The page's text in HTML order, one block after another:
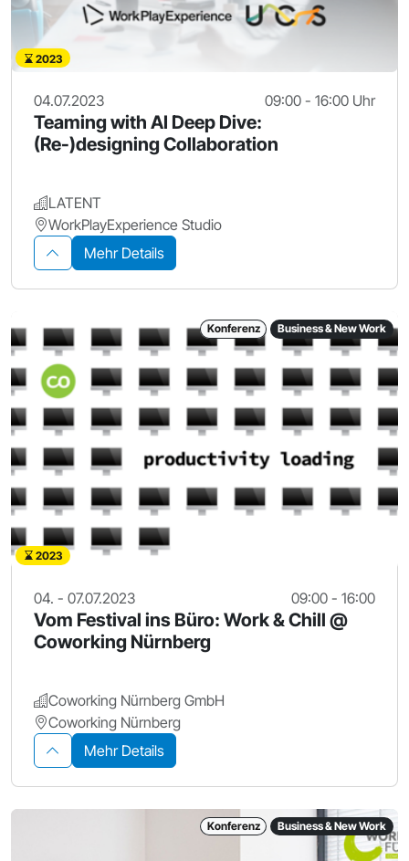
2023
04.07.2023 09:00 - 16:00 Uhr
Teaming with AI Deep Dive:
(Re-)designing Collaboration
LATENT
WorkPlayExperience Studio
Mehr Details
Konferenz Business & New Work
2023
04. - 07.07.2023 09:00 - 16:00
Vom Festival ins Büro: Work & Chill @
Coworking Nürnberg
Coworking Nürnberg GmbH
Coworking Nürnberg
Mehr Details
Konferenz Business & New Work